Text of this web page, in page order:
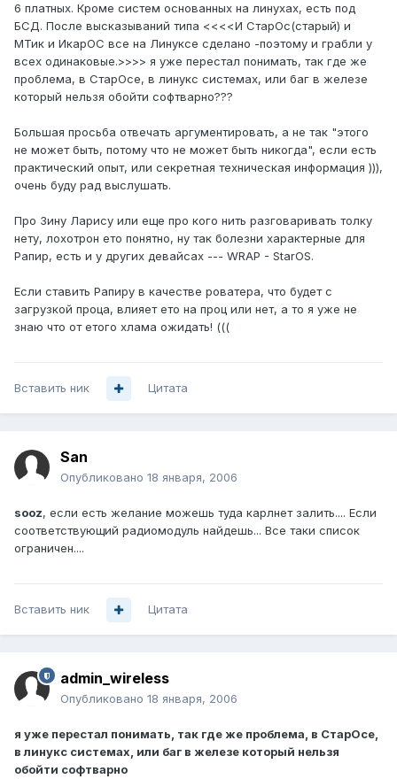
6 платных. Кроме систем основанных на линухах, есть под
БСД. После высказываний типа <<<<И СтарОс(старый) и
МТик и ИкарОС все на Линуксе сделано -поэтому и грабли у
всех одинаковые.>>>> я уже перестал понимать, так где же
проблема, в СтарОсе, в линукс системах, или баг в железе
который нельзя обойти софтварно???
Большая просьба отвечать аргументировать, а не так "этого
не может быть, потому что не может быть никогда", если есть
практический опыт, или секретная техническая информация ))),
очень буду рад выслушать.
Про Зину Ларису или еще про кого нить разговаривать толку
нету, лохотрон ето понятно, ну так болезни характерные для
Рапир, есть и у других девайсах --- WRAP - StarOS.
Если ставить Рапиру в качестве роватера, что будет с
загрузкой проца, влияет ето на проц или нет, а то я уже не
знаю что от етого хлама ожидать! (((
Вставить ник Цитата
San
Опубликовано 18 января, 2006
sooz, если есть желание можешь туда карлнет залить.... Если
соответствующий радиомодуль найдешь... Все таки список
ограничен....
Вставить ник Цитата
admin_wireless
Опубликовано 18 января, 2006
я уже перестал понимать, так где же проблема, в СтарОсе,
в линукс системах, или баг в железе который нельзя
обойти софтварно